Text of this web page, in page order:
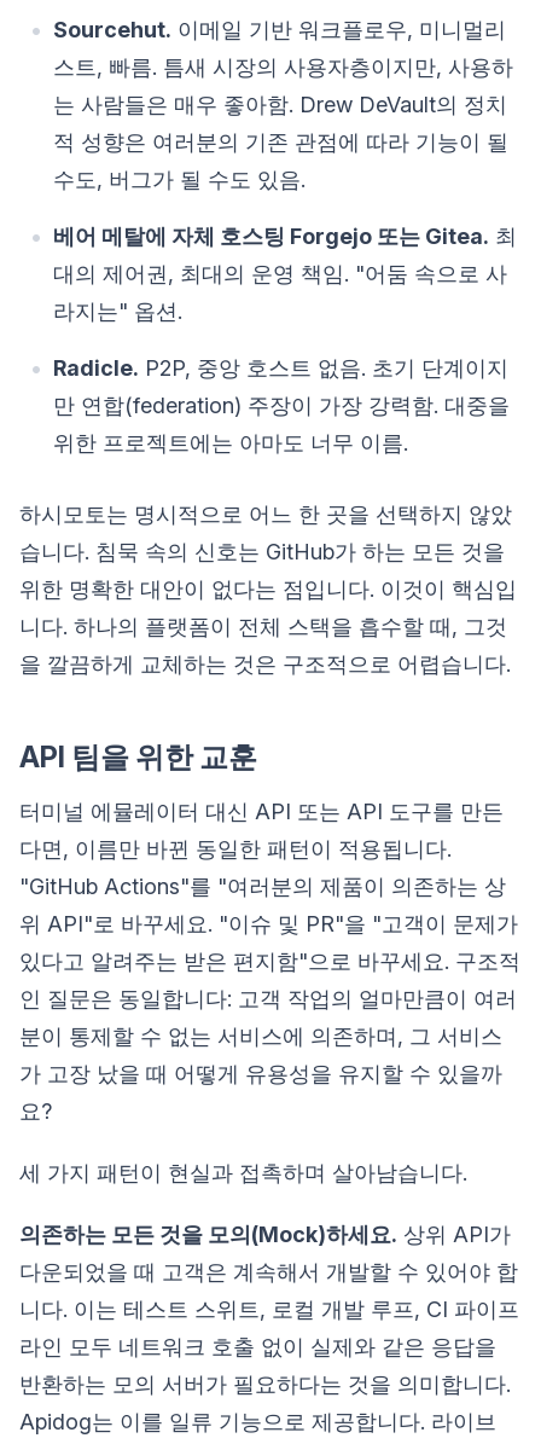
Sourcehut. 이메일 기반 워크플로우, 미니멀리
스트, 빠름. 틈새 시장의 사용자층이지만, 사용하
는 사람들은 매우 좋아함. Drew DeVault의 정치
적 성향은 여러분의 기존 관점에 따라 기능이 될
수도, 버그가 될 수도 있음.
베어 메탈에 자체 호스팅 Forgejo 또는 Gitea. 최
대의 제어권, 최대의 운영 책임. "어둠 속으로 사
라지는" 옵션.
Radicle. P2P, 중앙 호스트 없음. 초기 단계이지
만 연합(federation) 주장이 가장 강력함. 대중을
위한 프로젝트에는 아마도 너무 이름.
하시모토는 명시적으로 어느 한 곳을 선택하지 않았
습니다. 침묵 속의 신호는 GitHub가 하는 모든 것을
위한 명확한 대안이 없다는 점입니다. 이것이 핵심입
니다. 하나의 플랫폼이 전체 스택을 흡수할 때, 그것
을 깔끔하게 교체하는 것은 구조적으로 어렵습니다.
API 팀을 위한 교훈
터미널 에뮬레이터 대신 API 또는 API 도구를 만든
다면, 이름만 바뀐 동일한 패턴이 적용됩니다.
"GitHub Actions"를 "여러분의 제품이 의존하는 상
위 API"로 바꾸세요. "이슈 및 PR"을 "고객이 문제가
있다고 알려주는 받은 편지함"으로 바꾸세요. 구조적
인 질문은 동일합니다: 고객 작업의 얼마만큼이 여러
분이 통제할 수 없는 서비스에 의존하며, 그 서비스
가 고장 났을 때 어떻게 유용성을 유지할 수 있을까
요?
세 가지 패턴이 현실과 접촉하며 살아남습니다.
의존하는 모든 것을 모의(Mock)하세요. 상위 API가
다운되었을 때 고객은 계속해서 개발할 수 있어야 합
니다. 이는 테스트 스위트, 로컬 개발 루프, CI 파이프
라인 모두 네트워크 호출 없이 실제와 같은 응답을
반환하는 모의 서버가 필요하다는 것을 의미합니다.
Apidog는 이를 일류 기능으로 제공합니다. 라이브